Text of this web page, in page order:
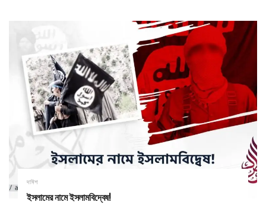
দাঈশ
ইসলামের নামে ইসলামবিদ্বেষ! ​